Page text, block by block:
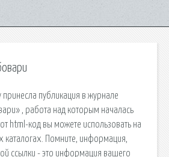
принесла публикация в журнале
, работа над которым началась
html-код вы можете использовать на
каталогах. Помните, информация,
ссылки - это информация вашего